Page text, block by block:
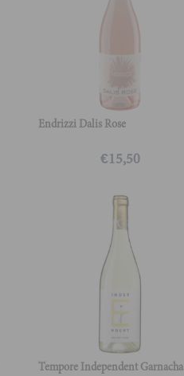
Endrizzi Dalis Rose
€15,50
Tempore Independent Garnacha